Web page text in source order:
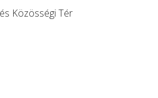
Közösségi Tér